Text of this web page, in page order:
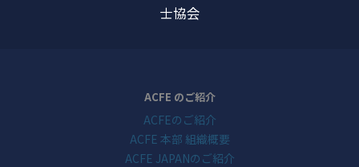
士協会
ACFE のご紹介
ACFEのご紹介
ACFE 本部 組織概要
ACFE JAPANのご紹介